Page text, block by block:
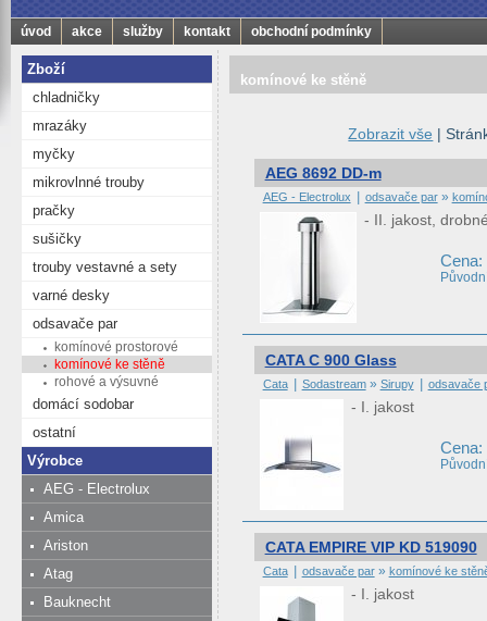
úvod akce služby kontakt obchodní podmínky
Zboží
chladničky
mrazáky
myčky
mikrovlnné trouby
pračky
sušičky
trouby vestavné a sety
varné desky
odsavače par
komínové prostorové
komínové ke stěně
rohové a výsuvné
domácí sodobar
ostatní
Výrobce
AEG - Electrolux
Amica
Ariston
Atag
Bauknecht
komínové ke stěně
Zobrazit vše |
AEG 8692 DD-m
AEG - Electrolux odsavače par»
- II. jakost,
Cena:
CATA C 900 Glass
Cata Sodastream» Sirupy odsavače
- I. jakost
Cena:
CATA EMPIRE VIP KD 519090
Cata odsavače par» komínové ke
- I. jakost